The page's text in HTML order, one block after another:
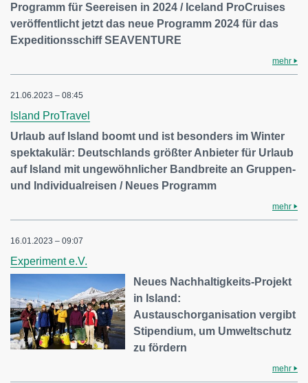
Programm für Seereisen in 2024 / Iceland ProCruises
veröffentlicht jetzt das neue Programm 2024 für das
Expeditionsschiff SEAVENTURE
mehr
21.06.2023 – 08:45
Island ProTravel
Urlaub auf Island boomt und ist besonders im Winter
spektakulär: Deutschlands größter Anbieter für Urlaub
auf Island mit ungewöhnlicher Bandbreite an Gruppen-
und Individualreisen / Neues Programm
mehr
16.01.2023 – 09:07
Experiment e.V.
Neues Nachhaltigkeits-Projekt
in Island:
Austauschorganisation vergibt
Stipendium, um Umweltschutz
zu fördern
mehr